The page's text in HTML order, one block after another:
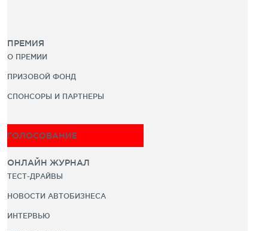
ПРЕМИЯ
О ПРЕМИИ
ПРИЗОВОЙ ФОНД
СПОНСОРЫ И ПАРТНЕРЫ
ГОЛОСОВАНИЕ
ОНЛАЙН ЖУРНАЛ
ТЕСТ-ДРАЙВЫ
НОВОСТИ АВТОБИЗНЕСА
ИНТЕРВЬЮ